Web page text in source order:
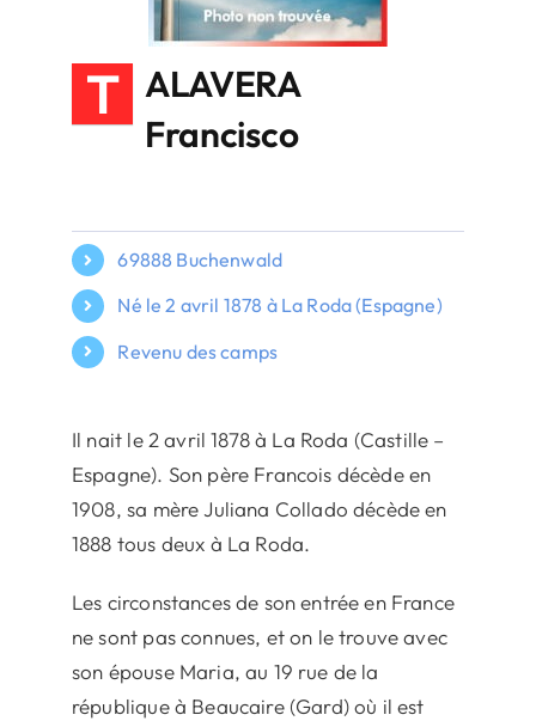
T ALAVERA
Francisco
69888 Buchenwald
Né le 2 avril 1878 à La Roda (Espagne)
Revenu des camps
Il nait le 2 avril 1878 à La Roda (Castille –
Espagne). Son père Francois décède en
1908, sa mère Juliana Collado décède en
1888 tous deux à La Roda.
Les circonstances de son entrée en France
ne sont pas connues, et on le trouve avec
son épouse Maria, au 19 rue de la
république à Beaucaire (Gard) où il est